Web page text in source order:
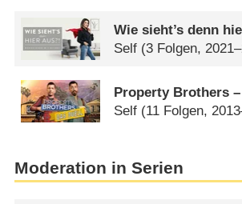
Wie sieht’s denn
Self (3 Folgen,
Property Brothers
Self (11 Folgen,
Moderation in Serien